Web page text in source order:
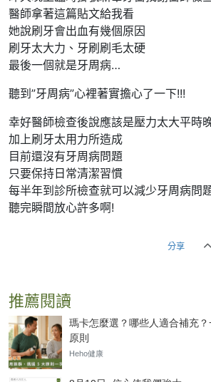
醫師拿著這篇貼文給我看
她說刷牙會出血有幾個原因
刷牙太大力、牙刷刷毛太硬
最後一個就是牙周病…
聽到”牙周病”心裡著實擔心了一下!!!
幸好醫師檢查後說應該是壓力太大平時
加上刷牙太用力所造成
目前還沒有牙周病問題
只要保持日常清潔習慣
每半年到診所檢查就可以減少牙周病問
聽完瞬間放心許多啊!
分享
推薦閱讀